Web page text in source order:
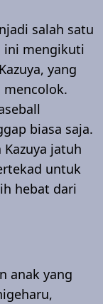
salah satu
ini mengikuti
yang
biasa saja.
jatuh
untuk
hebat dari
anak yang